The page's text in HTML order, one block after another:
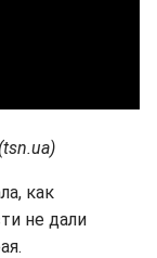
как
не дали